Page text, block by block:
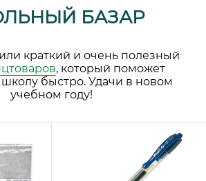
БАЗАР
краткий и очень полезный
, который поможет
школу быстро. Удачи в новом
учебном году!